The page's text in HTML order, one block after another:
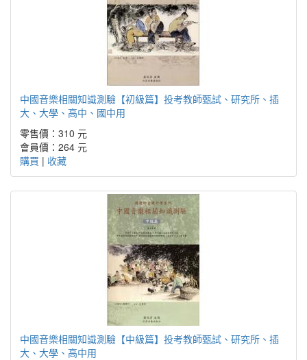
中國音樂相關知識測驗【初級篇】投考教師甄試、研究所、插
大、大學、高中、國中用
零售價：310 元
會員價：264 元
購買 | 收藏
中國音樂相關知識測驗【中級篇】投考教師甄試、研究所、插
大、大學、高中用